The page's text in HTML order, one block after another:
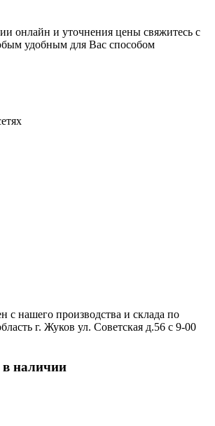
онлайн и уточнения цены свяжитесь с
удобным для Вас способом
с нашего производства и склада по
г. Жуков ул. Советская д.56 с 9-00
в наличии